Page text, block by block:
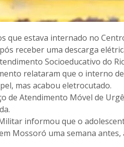
que estava internado no
receber uma descarga
Socioeducativo do
relataram que o interno
mas acabou eletrocutado.
de Atendimento Móvel de
informou que o
Mossoró uma semana